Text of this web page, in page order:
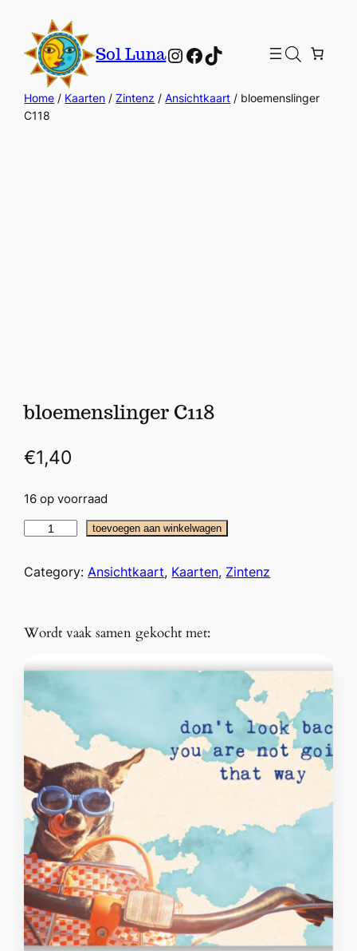
Sol LunaInstagram
Facebook
TikTok
Home / Kaarten /Zintenz /Ansichtkaart / bloemenslinger
C118
bloemenslinger C118
€1,40
16 op voorraad
o
e
s
i
n
e
r
C
1
8
a
a
n
t
toevoegen aan winkelwagen
Category:Ansichtkaart, Kaarten, Zintenz
Wordt vaak samen gekocht met: